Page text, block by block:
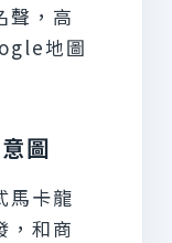
聲，高
地圖
圖
馬卡龍
，和商